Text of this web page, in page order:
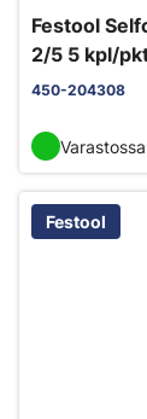
Festool
2/5 5 kpl/
450-204308
Varastossa
Festool